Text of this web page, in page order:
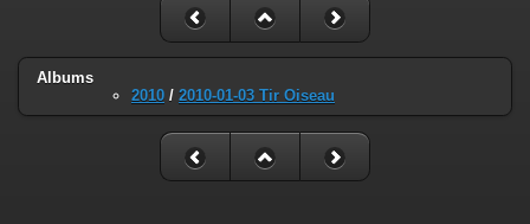
Albums
2010 / 2010-01-03 Tir Oiseau